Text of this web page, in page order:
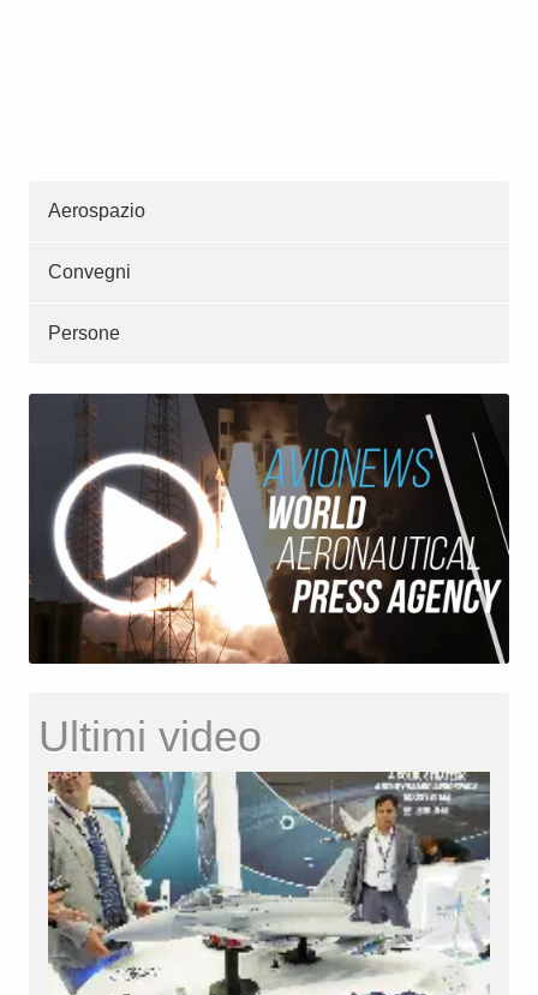
Aerospazio
Convegni
Persone
Ultimi video